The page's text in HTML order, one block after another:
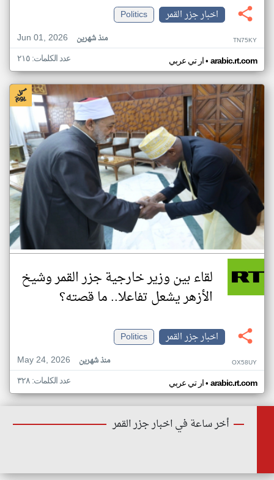
اخبار جزر القمر
Politics
Jun 01, 2026
منذ شهرين TN75KY
ار تي عربي• arabic.rt.com عدد الكلمات: ٢١٥
لقاء بين وزير خارجية جزر القمر وشيخ
الأزهر يشعل تفاعلا.. ما قصته؟
اخبار جزر القمر
Politics
May 24, 2026
منذ شهرين OX58UY
ار تي عربي• arabic.rt.com عدد الكلمات: ٣٢٨
أخر ساعة في اخبار جزر القمر